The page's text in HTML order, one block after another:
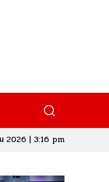
2026 | 3:16 pm